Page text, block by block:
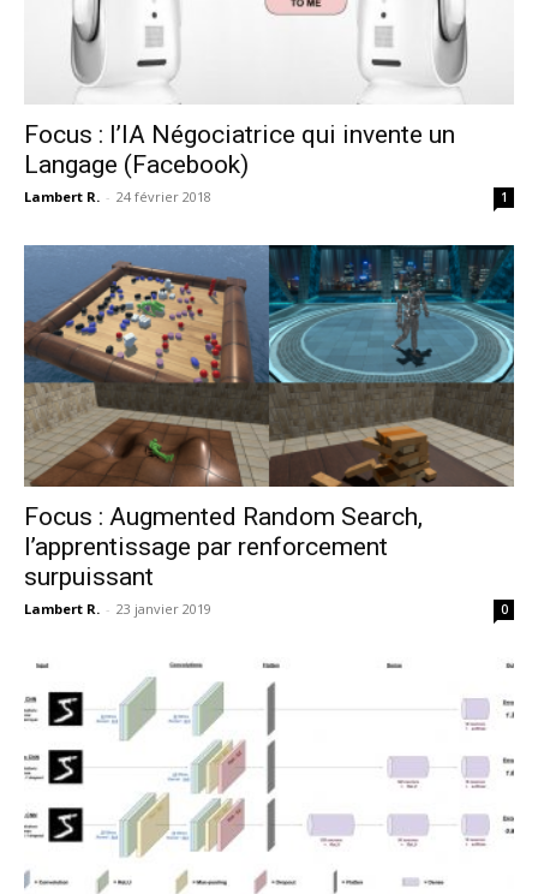
Focus : l’IA Négociatrice qui invente un
Langage (Facebook)
Lambert R. - 24 février 2018 1
Focus : Augmented Random Search,
l’apprentissage par renforcement
surpuissant
Lambert R. - 23 janvier 2019 0